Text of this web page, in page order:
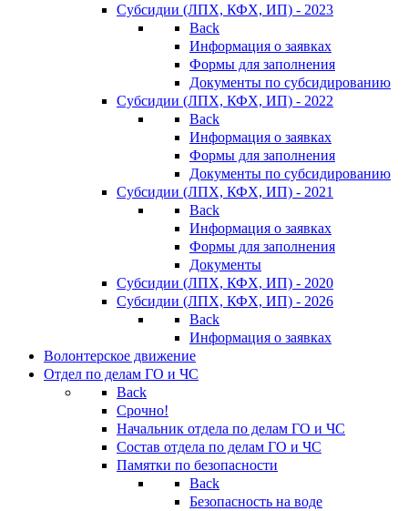
Субсидии (ЛПХ, КФХ, ИП) - 2023
Back
Информация о заявках
Формы для заполнения
Документы по субсидированию
Субсидии (ЛПХ, КФХ, ИП) - 2022
Back
Информация о заявках
Формы для заполнения
Документы по субсидированию
Субсидии (ЛПХ, КФХ, ИП) - 2021
Back
Информация о заявках
Формы для заполнения
Документы
Субсидии (ЛПХ, КФХ, ИП) - 2020
Субсидии (ЛПХ, КФХ, ИП) - 2026
Back
Информация о заявках
Волонтерское движение
Отдел по делам ГО и ЧС
Back
Срочно!
Начальник отдела по делам ГО и ЧС
Состав отдела по делам ГО и ЧС
Памятки по безопасности
Back
Безопасность на воде